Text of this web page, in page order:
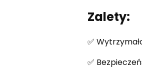
Zalety:
✅
✅